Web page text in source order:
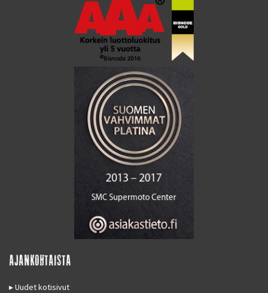
AJANKOHTAISTA
Uudet kotisivut